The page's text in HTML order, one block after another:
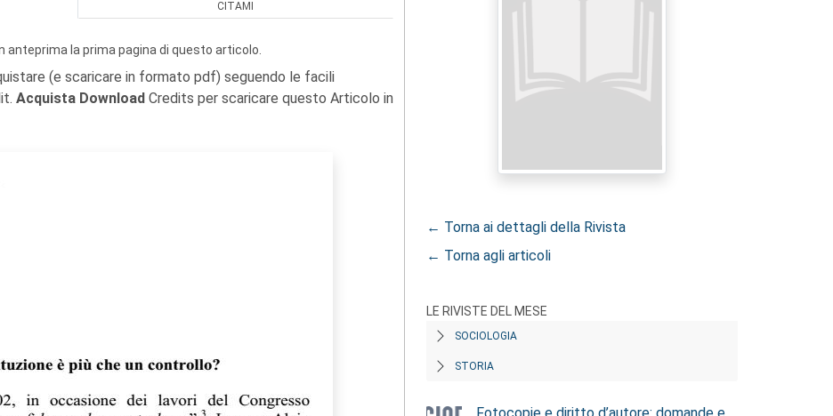
CITAMI
anteprima la prima pagina di questo articolo.
(e scaricare in formato pdf) seguendo le facili
Acquista Download Credits per scaricare questo Articolo in
← Torna ai dettagli della Rivista
← Torna agli articoli
LE RIVISTE DEL MESE
SOCIOLOGIA
STORIA